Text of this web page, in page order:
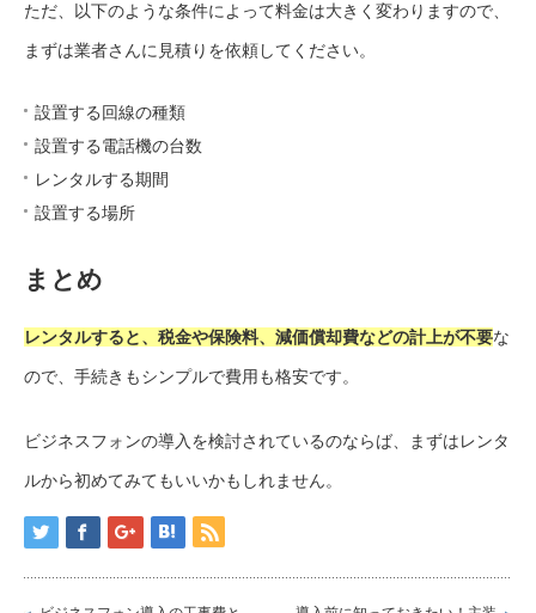
ただ、 以下のような条件によって料金は大きく変わりますので、
まずは業者さんに見積りを依頼してください。
設置する回線の種類
設置する電話機の台数
レンタルする期間
設置する場所
まとめ
レンタルすると、税金や保険料、減価償却費などの計上が不要な
ので、手続きもシンプルで費用も格安です。
ビジネスフォンの導入を検討されているのならば、まずはレンタ
ルから初めてみてもいいかもしれません。